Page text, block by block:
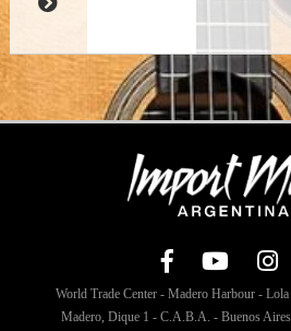
World Trade Center - Madero Harbour -
Madero, Dique 1 - C.A.B.A. - Buenos